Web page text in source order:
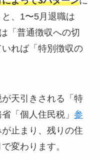
、1〜5月退職は
「普通徴収への切
れば「特別徴収の
天引きされる「特
「個人住民税」 参
止まり、残りの住
変わります。